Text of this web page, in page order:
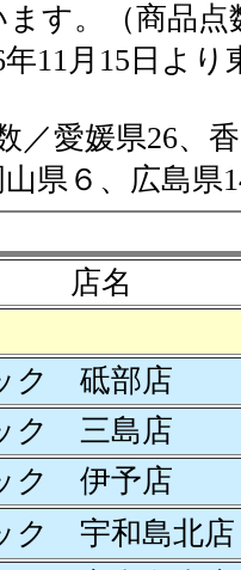
ます。（商品点
11月15日より
／愛媛県26、
山県６、広島県
店名
ク 砥部店
ク 三島店
ク 伊予店
ク 宇和島北店